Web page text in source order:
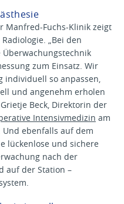
Manfred-Fuchs-Klinik zeigt
„Bei den
zum Einsatz. Wir
individuell so anpassen,
und angenehm erholen
Beck, Direktorin der
Intensivmedizin am
ebenfalls auf dem
lückenlose und sichere
nach der
auf der Station –